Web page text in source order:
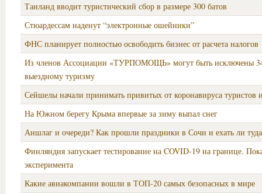
Таиланд вводит туристический сбор в размере 300 батов
Стюардессам наденут “электронные ошейники”
ФНС планирует полностью освободить бизнес от расчета налогов
Из членов Ассоциации «ТУРПОМОЩЬ» могут быть исключены
выездному туризму
Сейшелы начали принимать привитых от коронавируса туристов
На Южном берегу Крыма впервые за зиму выпал снег
Аншлаг и очереди? Как прошли праздники в Сочи и ехать ли туда
Финляндия запускает тестирование на COVID-19 на границе.
эксперимента
Какие авиакомпании вошли в ТОП-20 самых безопасных в мире